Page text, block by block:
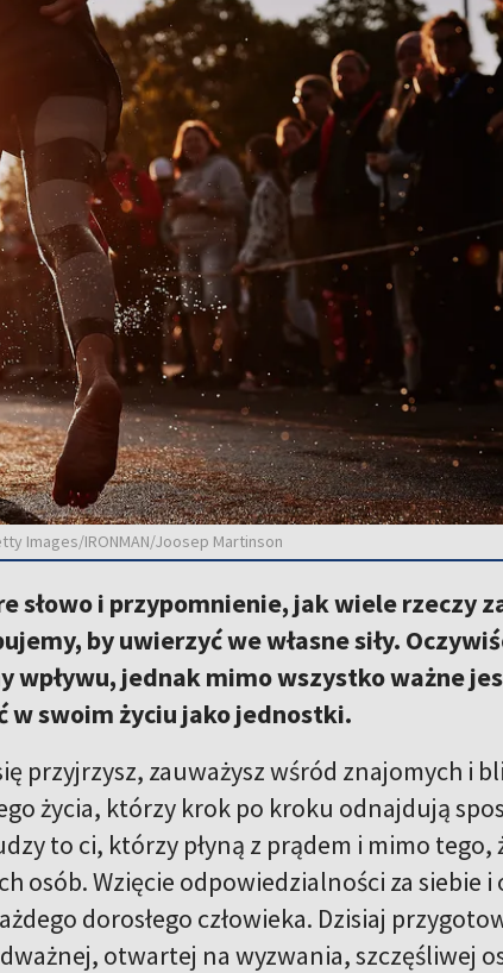
Images/IRONMAN/Joosep Martinson
słowo i przypomnienie, jak wiele rzeczy
by uwierzyć we własne siły.
wpływu, jednak mimo wszystko ważne
w swoim życiu jako jednostki.
przyjrzysz, zauważysz wśród znajomych i
życia, którzy krok po kroku odnajdują
to ci, którzy płyną z prądem i mimo
osób. Wzięcie odpowiedzialności za siebie
dorosłego człowieka. Dzisiaj
otwartej na wyzwania, szczęśliwej